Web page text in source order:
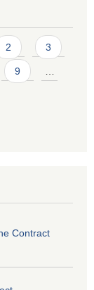
2 3
9 …
Contract